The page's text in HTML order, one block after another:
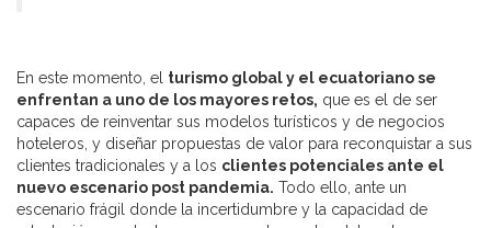
En este momento, el turismo global y el ecuatoriano se
enfrentan a uno de los mayores retos, que es el de ser
capaces de reinventar sus modelos turísticos y de negocios
hoteleros, y diseñar propuestas de valor para reconquistar a sus
clientes tradicionales y a los clientes potenciales ante el
nuevo escenario post pandemia. Todo ello, ante un
escenario frágil donde la incertidumbre y la capacidad de